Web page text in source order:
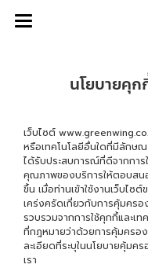
นโยบายคุ
เว็บไซต์
หรือเทคโนโลยีอื่นใดที่มีลักษณ
ได้รับประสบการณ์ที่ดีจากการ
คุณภาพของบริการให้ตอบสน
ขึ้น เมื่อท่านเข้าใช้งานเว็บไซ
เคร่งครัดเกี่ยวกับการคุ้มคร
รวบรวมจากการใช้คุกกี้และ
ที่กฎหมายว่าด้วยการคุ้มครอ
ละเอียดที่ระบุในนโยบายคุ้ม
เรา